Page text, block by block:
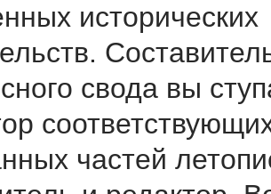
исторических
свода вы
частей